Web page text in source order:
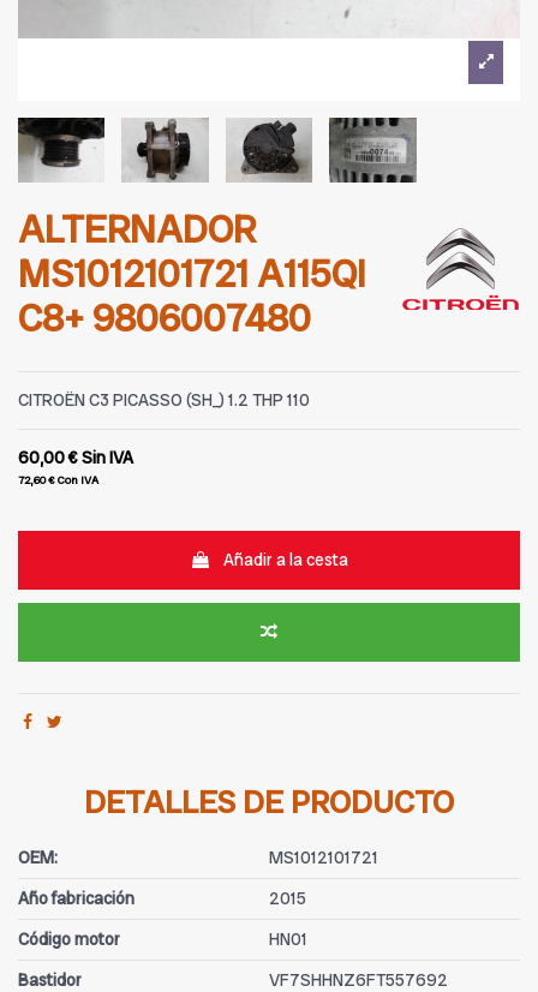
ALTERNADOR
MS1012101721 A115QI
C8+ 9806007480
CITROËN C3 PICASSO (SH_) 1.2 THP 110
60,00 €Sin IVA
72,60 €Con IVA
Añadir a la cesta
DETALLES DE PRODUCTO
OEM:
MS1012101721
Año fabricación
2015
Código motor
HN01
Bastidor
VF7SHHNZ6FT557692